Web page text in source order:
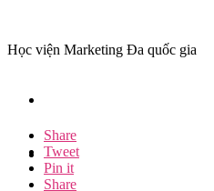
Học viện Marketing Đa quốc gia
Share
Tweet
Pin it
Share